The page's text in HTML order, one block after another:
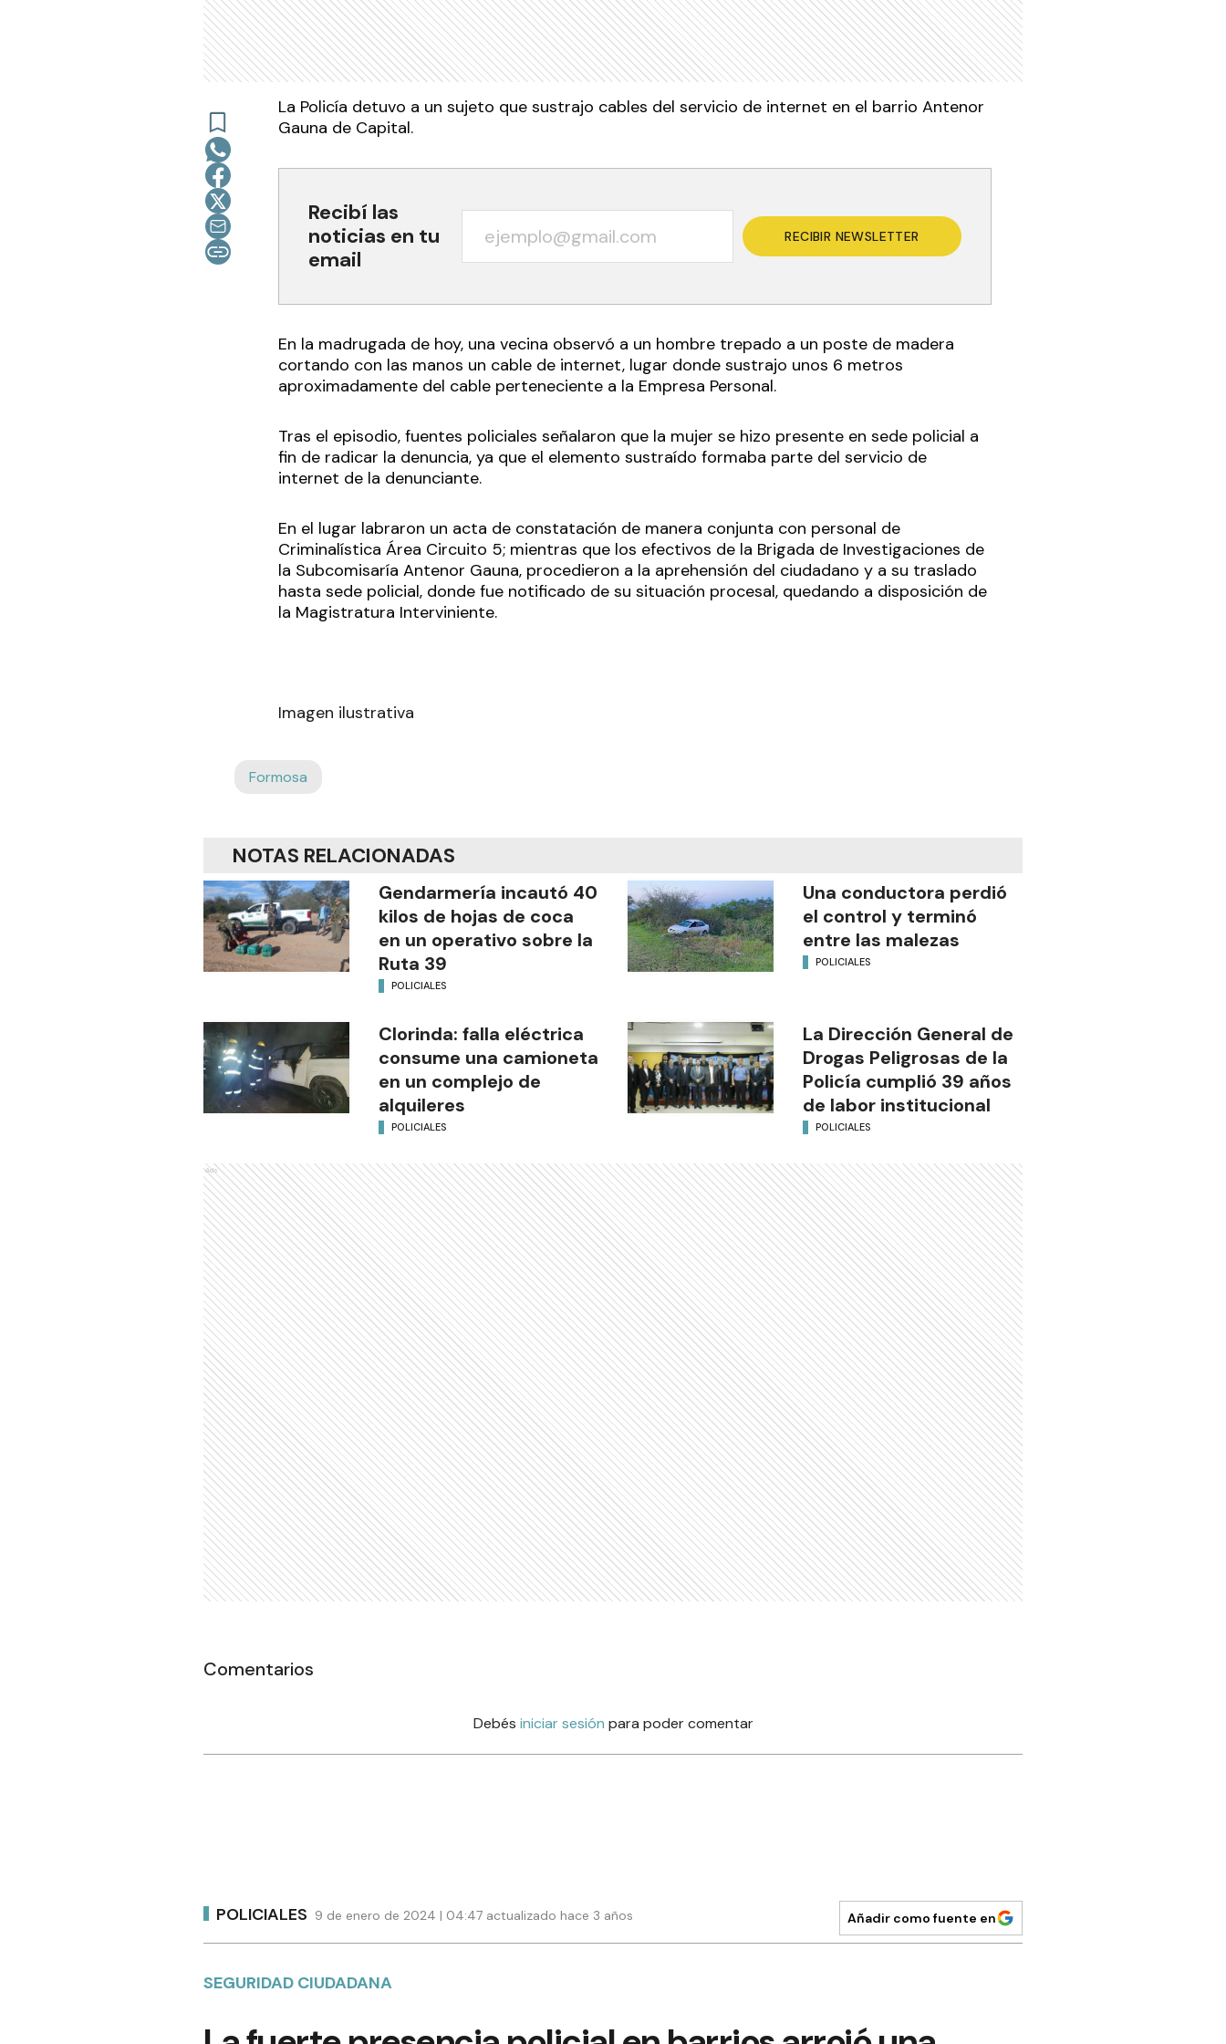
La Policía detuvo a un sujeto que sustrajo cables del servicio de internet en el barrio Antenor
Gauna de Capital.
Recibí las
noticias en tu
email
RECIBIR NEWSLETTER
En la madrugada de hoy, una vecina observó a un hombre trepado a un poste de madera
cortando con las manos un cable de internet, lugar donde sustrajo unos 6 metros
aproximadamente del cable perteneciente a la Empresa Personal.
Tras el episodio, fuentes policiales señalaron que la mujer se hizo presente en sede policial a
fin de radicar la denuncia, ya que el elemento sustraído formaba parte del servicio de
internet de la denunciante.
En el lugar labraron un acta de constatación de manera conjunta con personal de
Criminalística Área Circuito 5; mientras que los efectivos de la Brigada de Investigaciones de
la Subcomisaría Antenor Gauna, procedieron a la aprehensión del ciudadano y a su traslado
hasta sede policial, donde fue notificado de su situación procesal, quedando a disposición de
la Magistratura Interviniente.
Imagen ilustrativa
Formosa
NOTAS RELACIONADAS
Gendarmería incautó 40
kilos de hojas de coca
en un operativo sobre la
Ruta 39
POLICIALES
Una conductora perdió
el control y terminó
entre las malezas
POLICIALES
Clorinda: falla eléctrica
consume una camioneta
en un complejo de
alquileres
POLICIALES
La Dirección General de
Drogas Peligrosas de la
Policía cumplió 39 años
de labor institucional
POLICIALES
Ads
Comentarios
Debés iniciar sesión para poder comentar
POLICIALES 9 de enero de 2024 | 04:47 actualizado hace 3 años Añadir como fuente en
SEGURIDAD CIUDADANA